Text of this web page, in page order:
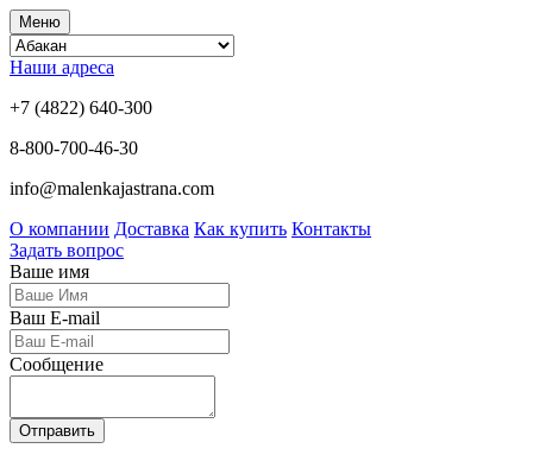
Меню
Наши адреса
+7 (4822) 640-300
8-800-700-46-30
info@malenkajastrana.com
О компании Доставка Как купить Контакты
Задать вопрос
Ваше имя
Ваш E-mail
Сообщение
Отправить